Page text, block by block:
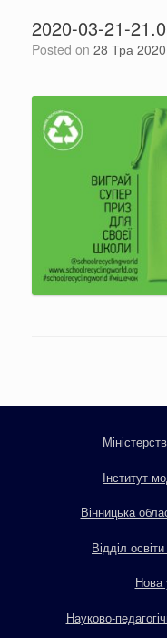
2020-03-21-
Posted on 28 Тра 2020
Інститут
Вінницька
Відділ
Нова
Науково-